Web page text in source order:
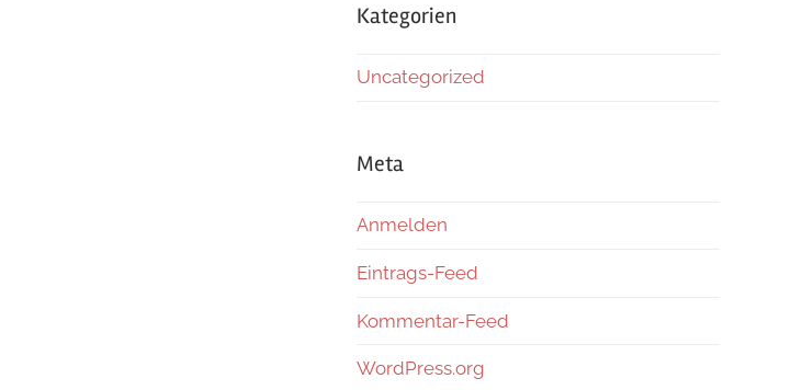
Kategorien
Uncategorized
Meta
Anmelden
Eintrags-Feed
Kommentar-Feed
WordPress.org